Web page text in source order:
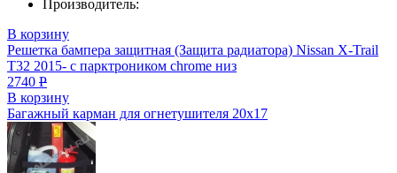
Производитель:
В корзину
Решетка бампера защитная (Защита радиатора) Nissan X-Trail
T32 2015- с парктроником chrome низ
2740 Р
В корзину
Багажный карман для огнетушителя 20х17